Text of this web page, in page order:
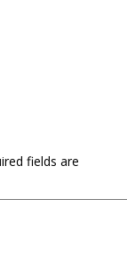
fields are